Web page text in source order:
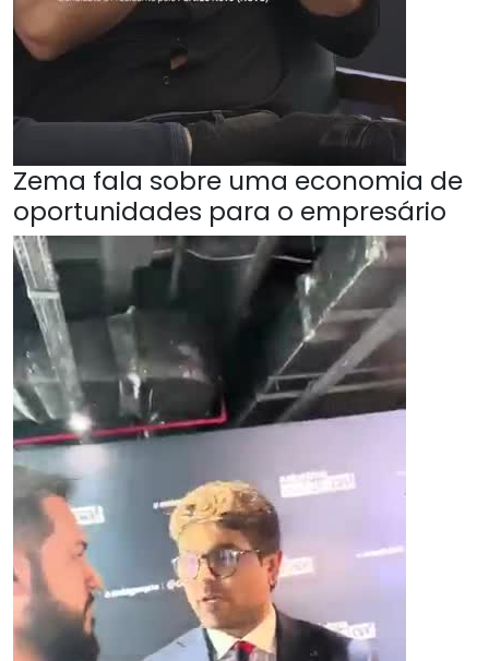
Zema fala sobre uma economia de
oportunidades para o empresário